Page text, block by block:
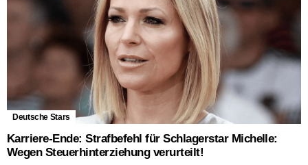
Deutsche Stars
Karriere-Ende: Strafbefehl für Schlagerstar Michelle:
Wegen Steuerhinterziehung verurteilt!